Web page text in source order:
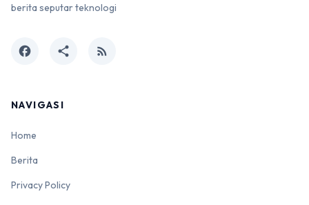
berita seputar teknologi
facebook share rss_feed
NAVIGASI
Home
Berita
Privacy Policy